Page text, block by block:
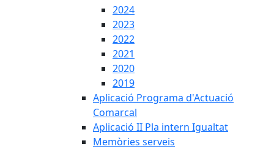
2024
2023
2022
2021
2020
2019
Aplicació Programa d'Actuació
Comarcal
Aplicació II Pla intern Igualtat
Memòries serveis